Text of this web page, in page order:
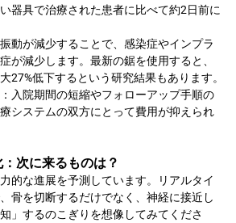
器具で治療された患者に比べて約2日前に
動が減少することで、感染症やインプラ
が減少します。最新の鋸を使用すると、
27%低下するという研究結果もあります。
入院期間の短縮やフォローアップ手順の
システムの双方にとって費用が抑えられ
次に来るものは？
的な進展を予測しています。リアルタイ
骨を切断するだけでなく、神経に接近し
」するのこぎりを想像してみてくださ